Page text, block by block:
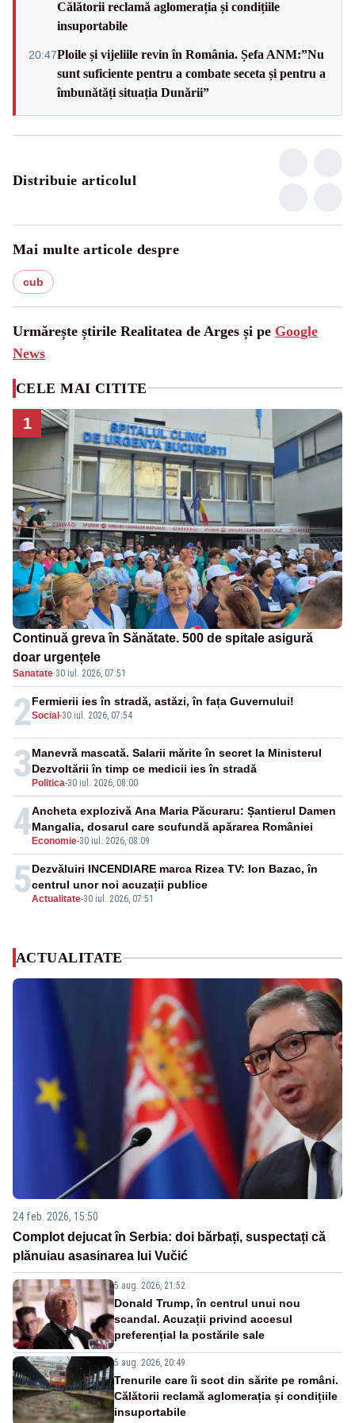
Călătorii reclamă aglomerația și condițiile
insuportabile
20:47Ploile și vijeliile revin în România. Șefa ANM:”Nu
sunt suficiente pentru a combate seceta și pentru a
îmbunătăți situația Dunării”
Distribuie articolul
Mai multe articole despre
cub
Urmărește știrile Realitatea de Arges și pe Google
News
CELE MAI CITITE
1
Continuă greva în Sănătate. 500 de spitale asigură
doar urgențele
Sanatate·30 iul. 2026, 07:51
2Social -30 iul. 2026, 07:54
Fermierii ies în stradă, astăzi, în fața Guvernului!
3 Politica-30 iul. 2026, 08:00
Manevră mascată. Salarii mărite în secret la Ministerul
Dezvoltării în timp ce medicii ies în stradă
4 Economie-30 iul. 2026, 08:09
Ancheta explozivă Ana Maria Păcuraru: Șantierul Damen
Mangalia, dosarul care scufundă apărarea României
5Actualitate-30 iul. 2026, 07:51
Dezvăluiri INCENDIARE marca Rizea TV: Ion Bazac, în
centrul unor noi acuzații publice
ACTUALITATE
24 feb. 2026, 15:50
Complot dejucat în Serbia: doi bărbați, suspectați că
plănuiau asasinarea lui Vučić
5 aug. 2026, 21:52
Donald Trump, în centrul unui nou
scandal. Acuzații privind accesul
preferențial la postările sale
5 aug. 2026, 20:49
Trenurile care îi scot din sărite pe români.
Călătorii reclamă aglomerația și condițiile
insuportabile